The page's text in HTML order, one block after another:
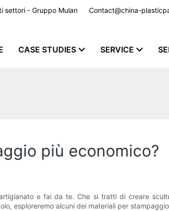
settori - Gruppo Mulan Contact@china-
CASE STUDIES SERVICE
più economico?
e fai da te. Che si tratti di creare
esploreremo alcuni dei materiali per